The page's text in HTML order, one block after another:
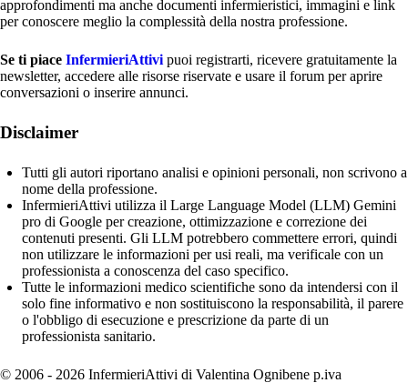
approfondimenti ma anche documenti infermieristici, immagini e link
per conoscere meglio la complessità della nostra professione.
Se ti piace InfermieriAttivipuoi registrarti, ricevere gratuitamente la
newsletter, accedere alle risorse riservate e usare il forum per aprire
conversazioni o inserire annunci.
Disclaimer
Tutti gli autori riportano analisi e opinioni personali, non scrivono a
nome della professione.
InfermieriAttivi utilizza il Large Language Model (LLM) Gemini
pro di Google per creazione, ottimizzazione e correzione dei
contenuti presenti. Gli LLM potrebbero commettere errori, quindi
non utilizzare le informazioni per usi reali, ma verificale con un
professionista a conoscenza del caso specifico.
Tutte le informazioni medico scientifiche sono da intendersi con il
solo fine informativo e non sostituiscono la responsabilità, il parere
o l'obbligo di esecuzione e prescrizione da parte di un
professionista sanitario.
© 2006 - 2026 InfermieriAttivi di Valentina Ognibene p.iva